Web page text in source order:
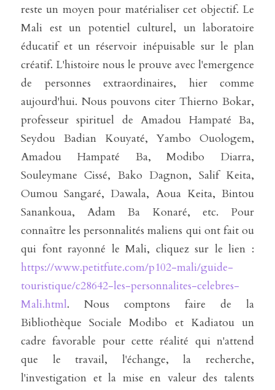
reste un moyen pour matérialiser cet objectif. Le
Mali est un potentiel culturel, un laboratoire
éducatif et un réservoir inépuisable sur le plan
créatif. L'histoire nous le prouve avec l'emergence
de personnes extraordinaires, hier comme
aujourd'hui. Nous pouvons citer Thierno Bokar,
professeur spirituel de Amadou Hampaté Ba,
Seydou Badian Kouyaté, Yambo Ouologem,
Amadou Hampaté Ba, Modibo Diarra,
Souleymane Cissé, Bako Dagnon, Salif Keita,
Oumou Sangaré, Dawala, Aoua Keita, Bintou
Sanankoua, Adam Ba Konaré, etc. Pour
connaître les personnalités maliens qui ont fait ou
https://www.petitfute.com/p102-mali/guide-
touristique/c28642-les-personnalites-celebres-
Mali.html. Nous comptons faire de la
Bibliothèque Sociale Modibo et Kadiatou un
cadre favorable pour cette réalité qui n'attend
que le travail, l'échange, la recherche,
l'investigation et la mise en valeur des talents